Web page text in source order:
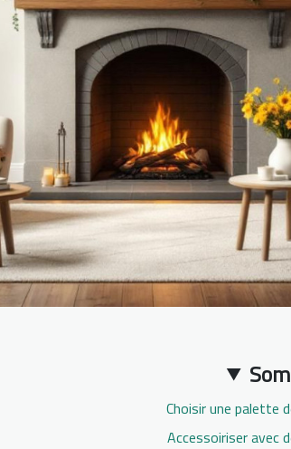
Choisir une palette
Accessoiriser avec